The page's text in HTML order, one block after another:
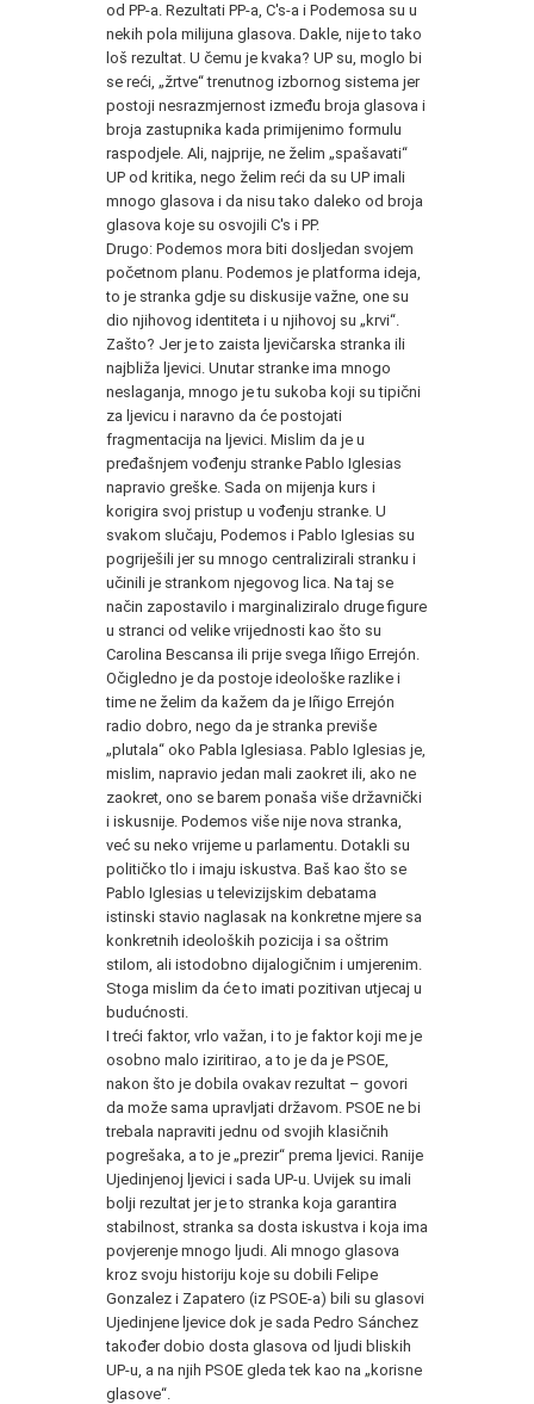
od PP-a. Rezultati PP-a, C's-a i Podemosa su u
nekih pola milijuna glasova. Dakle, nije to tako
loš rezultat. U čemu je kvaka? UP su, moglo bi
se reći, „žrtve“ trenutnog izbornog sistema jer
postoji nesrazmjernost između broja glasova i
broja zastupnika kada primijenimo formulu
raspodjele. Ali, najprije, ne želim „spašavati“
UP od kritika, nego želim reći da su UP imali
mnogo glasova i da nisu tako daleko od broja
glasova koje su osvojili C's i PP.
Drugo: Podemos mora biti dosljedan svojem
početnom planu. Podemos je platforma ideja,
to je stranka gdje su diskusije važne, one su
dio njihovog identiteta i u njihovoj su „krvi“.
Zašto? Jer je to zaista ljevičarska stranka ili
najbliža ljevici. Unutar stranke ima mnogo
neslaganja, mnogo je tu sukoba koji su tipični
za ljevicu i naravno da će postojati
fragmentacija na ljevici. Mislim da je u
pređašnjem vođenju stranke Pablo Iglesias
napravio greške. Sada on mijenja kurs i
korigira svoj pristup u vođenju stranke. U
svakom slučaju, Podemos i Pablo Iglesias su
pogriješili jer su mnogo centralizirali stranku i
učinili je strankom njegovog lica. Na taj se
način zapostavilo i marginaliziralo druge figure
u stranci od velike vrijednosti kao što su
Carolina Bescansa ili prije svega Iñigo Errejón.
Očigledno je da postoje ideološke razlike i
time ne želim da kažem da je Iñigo Errejón
radio dobro, nego da je stranka previše
„plutala“ oko Pabla Iglesiasa. Pablo Iglesias je,
mislim, napravio jedan mali zaokret ili, ako ne
zaokret, ono se barem ponaša više državnički
i iskusnije. Podemos više nije nova stranka,
već su neko vrijeme u parlamentu. Dotakli su
političko tlo i imaju iskustva. Baš kao što se
Pablo Iglesias u televizijskim debatama
istinski stavio naglasak na konkretne mjere sa
konkretnih ideoloških pozicija i sa oštrim
stilom, ali istodobno dijalogičnim i umjerenim.
Stoga mislim da će to imati pozitivan utjecaj u
budućnosti.
I treći faktor, vrlo važan, i to je faktor koji me je
osobno malo iziritirao, a to je da je PSOE,
nakon što je dobila ovakav rezultat – govori
da može sama upravljati državom. PSOE ne bi
trebala napraviti jednu od svojih klasičnih
pogrešaka, a to je „prezir“ prema ljevici. Ranije
Ujedinjenoj ljevici i sada UP-u. Uvijek su imali
bolji rezultat jer je to stranka koja garantira
stabilnost, stranka sa dosta iskustva i koja ima
povjerenje mnogo ljudi. Ali mnogo glasova
kroz svoju historiju koje su dobili Felipe
Gonzalez i Zapatero (iz PSOE-a) bili su glasovi
Ujedinjene ljevice dok je sada Pedro Sánchez
također dobio dosta glasova od ljudi bliskih
UP-u, a na njih PSOE gleda tek kao na „korisne
glasove“.